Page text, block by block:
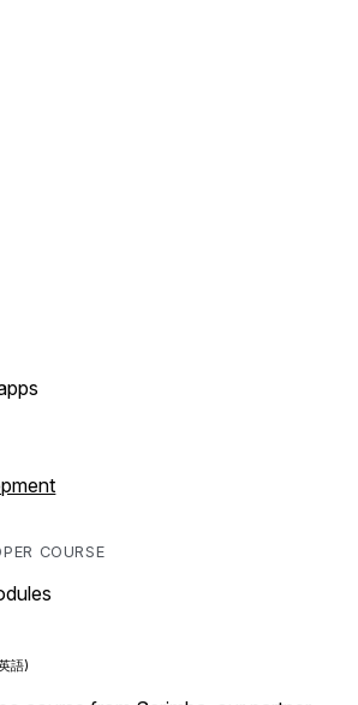
COURSE